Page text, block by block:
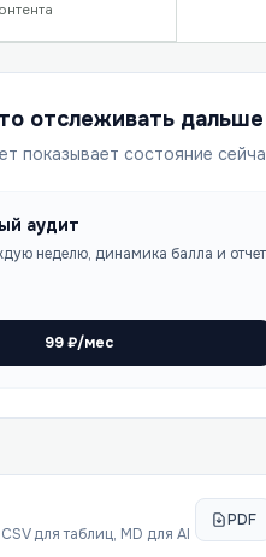
отслеживать дальше
показывает состояние
аудит
неделю, динамика балла и отчет
99₽/мес
для таблиц, MD для AI
PDF